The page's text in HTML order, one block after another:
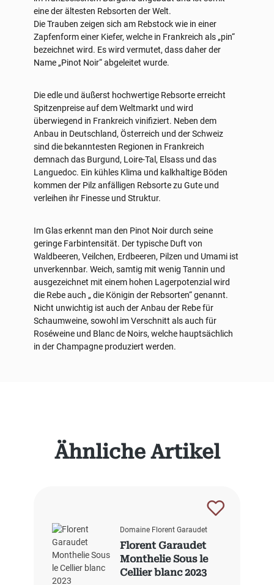
Produktgalerie überspringen
Ähnliche Artikel
Domaine Florent Garaudet
Florent Garaudet
Monthelie Sous le
Cellier blanc 2023
eine der ältesten Rebsorten der Welt.
Die Trauben zeigen sich am Rebstock wie in einer
Zapfenform einer Kiefer, welche in Frankreich als „pin“
bezeichnet wird. Es wird vermutet, dass daher der
Name „Pinot Noir“ abgeleitet wurde.
Die edle und äußerst hochwertige Rebsorte erreicht
Spitzenpreise auf dem Weltmarkt und wird
überwiegend in Frankreich vinifiziert. Neben dem
Anbau in Deutschland, Österreich und der Schweiz
sind die bekanntesten Regionen in Frankreich
demnach das Burgund, Loire-Tal, Elsass und das
Languedoc. Ein kühles Klima und kalkhaltige Böden
kommen der Pilz anfälligen Rebsorte zu Gute und
verleihen ihr Finesse und Struktur.
Im Glas erkennt man den Pinot Noir durch seine
geringe Farbintensität. Der typische Duft von
Waldbeeren, Veilchen, Erdbeeren, Pilzen und Umami ist
unverkennbar. Weich, samtig mit wenig Tannin und
ausgezeichnet mit einem hohen Lagerpotenzial wird
die Rebe auch „ die Königin der Rebsorten“ genannt.
Nicht unwichtig ist auch der Anbau der Rebe für
Schaumweine, sowohl im Verschnitt als auch für
Roséweine und Blanc de Noirs, welche hauptsächlich
in der Champagne produziert werden.